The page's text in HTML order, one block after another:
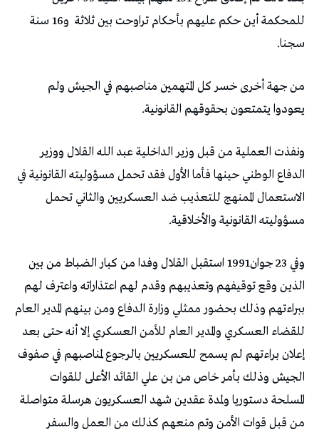
للمحكمة أين حكم عليهم بأحكام تراوحت بين ثلاثة
و16 سنة
سجنا.
من جهة أخرى خسر كل المتهمين مناصبهم في الجيش ولم
يعودوا يتمتعون بحقوقهم القانونية.
ونفذت العملية من قبل وزير الداخلية عبد الله القلال ووزير
الدفاع الوطني حينها فأما الأول فقد تحمل مسؤوليته القانونية في
الاستعمال الممنهج للتعذيب ضد العسكريين والثاني تحمل
مسؤوليته القانونية والأخلاقية.
وفي 23 جوان1991 استقبل القلال وفدا من كبار الضباط من بين
الذين وقع توقيفهم وتعذيبهم وقدم لهم اعتذاراته واعترف لهم
ببراءتهم وذلك بحضور ممثلي وزارة الدفاع ومن بينهم المدير العام
للقضاء العسكري والمدير العام للأمن العسكري إلا أنه حتى بعد
إعلان براءتهم لم يسمح للعسكريين بالرجوع لمناصبهم في صفوف
الجيش وذلك بأمر خاص من بن علي القائد الأعلى للقوات
المسلحة دستوريا ولمدة عقدين شهد العسكريون هرسلة متواصلة
من قبل قوات الأمن وتم منعهم كذلك من العمل والسفر